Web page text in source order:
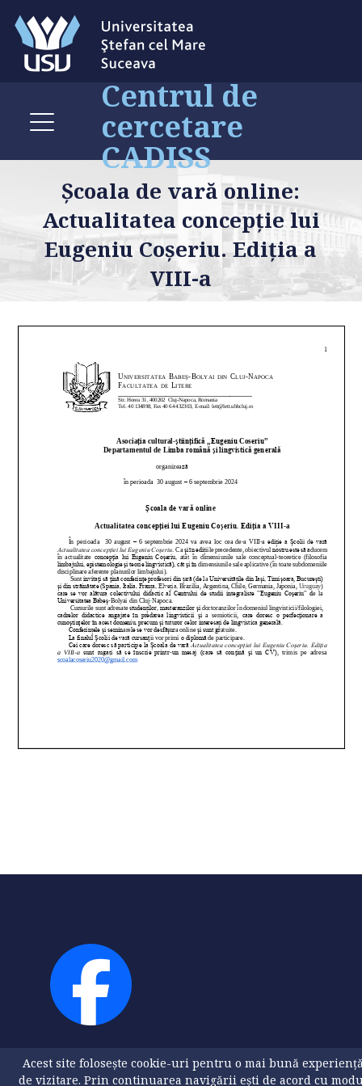
Centrul de
cercetare
CADISS
Școala de vară online:
Actualitatea concepție lui
Eugeniu Coșeriu. Ediția a
VIII-a
Acest site folosește cookie-uri pentru o mai bună
de vizitare. Prin continuarea navigării ești de acord cu